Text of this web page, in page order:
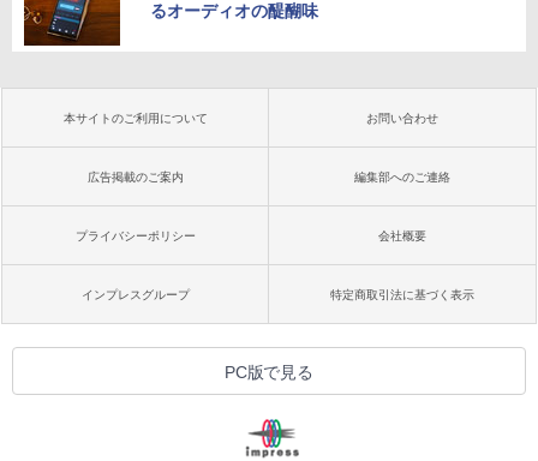
るオーディオの醍醐味
本サイトのご利用について お問い合わせ
広告掲載のご案内 編集部へのご連絡
プライバシーポリシー 会社概要
インプレスグループ 特定商取引法に基づく表示
PC版で見る